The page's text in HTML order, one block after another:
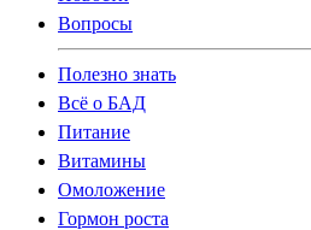
Вопросы
Полезно знать
Всё о БАД
Питание
Витамины
Омоложение
Гормон роста